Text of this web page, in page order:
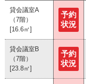
貸会議室A
（7階）
[16.6㎡]
予約
状況
貸会議室B
（7階）
[23.8㎡]
予約
状況
貸会議室A
（7階）
[16.6㎡]
予約
状況
貸会議室B
（7階）
[23.8㎡]
予約
状況